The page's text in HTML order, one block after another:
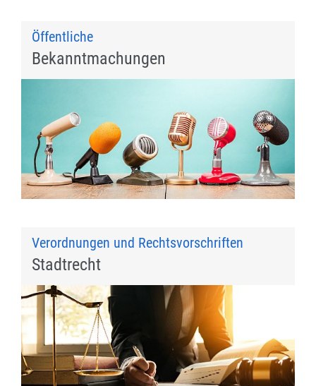
Öffentliche
Bekanntmachungen
Verordnungen und Rechtsvorschriften
Stadtrecht